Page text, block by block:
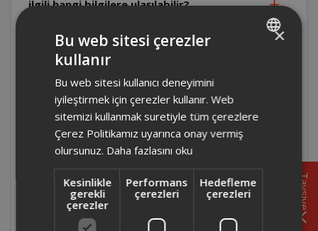
ilgili hangi bilgilere ulaşılabilir?
AR1181 - Arzum Thermogusto Çok
Fonksiyonlu Akıllı Mutfak Robotu
AR1181 - Arzum Thermogusto Çok
Fonksiyonlu Akıllı Mutfak Robotu'nun
aksesuarları nelerdir?
AR1181 - Arzum Thermogusto Çok
Fonksiyonlu Akıllı Mutfak Robot'nun tarif
görsellerinin üzerinde hangi bilgilere
Tavsiye
×
Bu web sitesi çerezler
kullanır
Bu web sitesi kullanıcı deneyimini
iyileştirmek için çerezler kullanır. Web
sitemizi kullanmak suretiyle tüm çerezlere
Çerez Politikamız uyarınca onay vermiş
olursunuz. Daha fazlasını oku
Kesinlikle
gerekli
çerezler
Performans
çerezleri
Hedefleme
çerezleri